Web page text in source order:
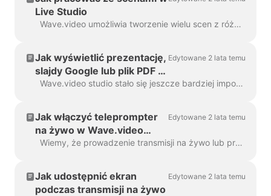
Live Studio
Wave.video umożliwia tworzenie wielu scen z różnymi układami, wizualizacjami, kilkoma kamerami i udziałami wideo/ekranu. Pozwoli to podnieść...
Jak wyświetlić prezentację,
slajdy Google lub plik PDF w
transmisji?
Edytowane 2 lata temu
Wave.video studio stało się jeszcze bardziej imponujące i poręczne! Dowiedz się, jak wyświetlać prezentacje za pomocą kilku kliknięć. Możesz przeprowadzić pełne webinarium (aby k...
Jak włączyć teleprompter
na żywo w Wave.video
studio?
Edytowane 2 lata temu
Wiemy, że prowadzenie transmisji na żywo lub prezentowanie projektu może być stresujące. Dzięki funkcji telepromptera Wave.video możesz pożegnać się z potykaniem się o słowa, gub...
Jak udostępnić ekran
podczas transmisji na żywo
Edytowane 2 lata temu